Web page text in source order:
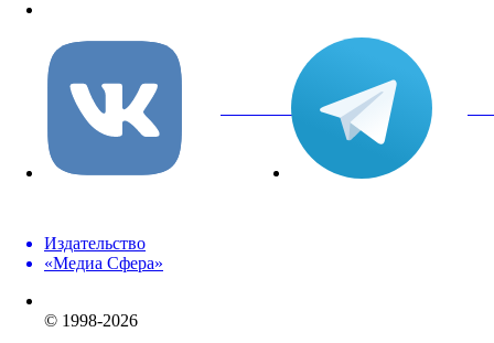
вКонтакте
Издательство
«Медиа Сфера»
© 1998-2026